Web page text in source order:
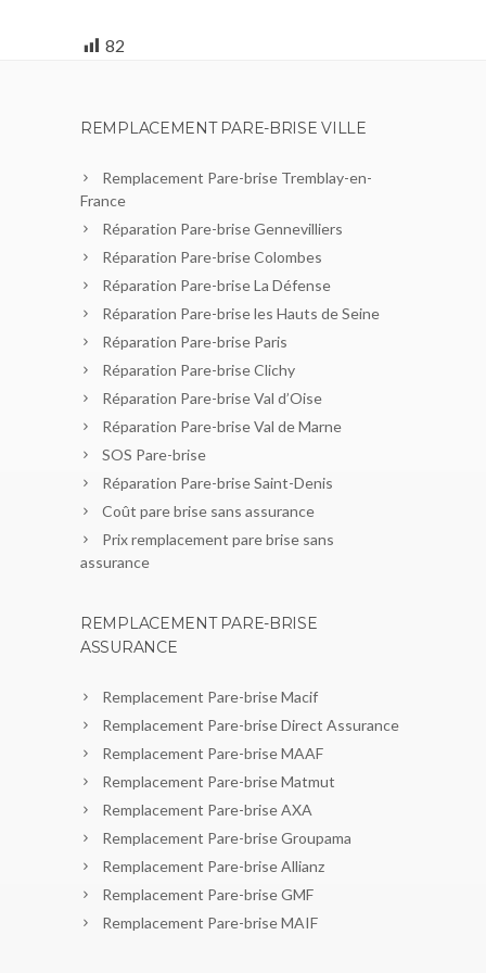
82
REMPLACEMENT PARE-BRISE VILLE
Remplacement Pare-brise Tremblay-en-
France
Réparation Pare-brise Gennevilliers
Réparation Pare-brise Colombes
Réparation Pare-brise La Défense
Réparation Pare-brise les Hauts de Seine
Réparation Pare-brise Paris
Réparation Pare-brise Clichy
Réparation Pare-brise Val d’Oise
Réparation Pare-brise Val de Marne
SOS Pare-brise
Réparation Pare-brise Saint-Denis
Coût pare brise sans assurance
Prix remplacement pare brise sans
assurance
REMPLACEMENT PARE-BRISE
ASSURANCE
Remplacement Pare-brise Macif
Remplacement Pare-brise Direct Assurance
Remplacement Pare-brise MAAF
Remplacement Pare-brise Matmut
Remplacement Pare-brise AXA
Remplacement Pare-brise Groupama
Remplacement Pare-brise Allianz
Remplacement Pare-brise GMF
Remplacement Pare-brise MAIF